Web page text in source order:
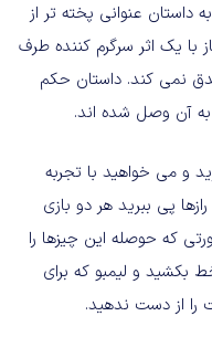
داستان عنوانی پخته تر از
با یک اثر سرگرم کننده طرف
نمی کند. داستان حکم
آن وصل شده اند.
و می خواهید با تجربه
پی ببرید هر دو بازی
که حوصله این چیزها را
بکشید و لیمبو که برای
را از دست ندهید.